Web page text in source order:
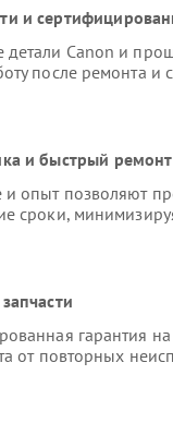
и
детали Canon и
после ремонта и
и быстрый ремонт
опыт позволяют
сроки,
гарантия
от повторных